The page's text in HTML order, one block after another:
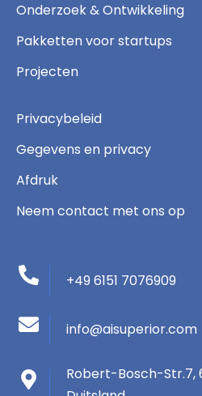
Onderzoek & Ontwikkeling
Pakketten voor startups
Projecten
Privacybeleid
Gegevens en privacy
Afdruk
Neem contact met ons op
+49 6151 7076909
info@aisuperior.com
Robert-Bosch-Str.7,